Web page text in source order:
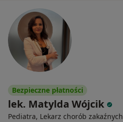
Bezpieczne płatności
lek. Matylda Wójcik
Pediatra, Lekarz chorób zakaźnych